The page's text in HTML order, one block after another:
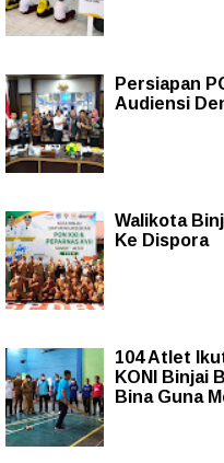
Persiapan
Audiensi
Walikota
Ke Dispora
104 Atlet
KONI Binjai
Bina Guna